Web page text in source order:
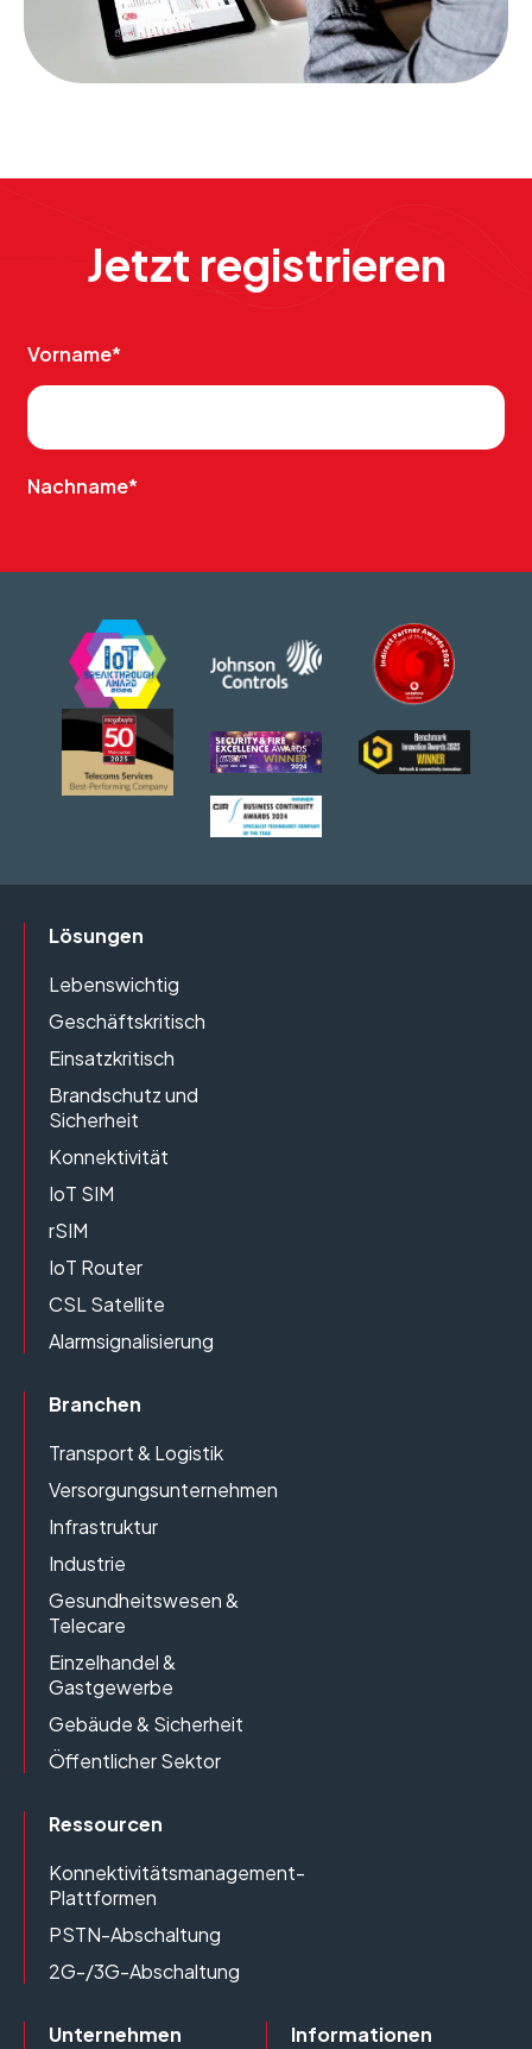
Jetzt registrieren
Lösungen
Lebenswichtig
Geschäftskritisch
Einsatzkritisch
Brandschutz und
Sicherheit
Konnektivität
IoT SIM
rSIM
IoT Router
CSL Satellite
Alarmsignalisierung
Branchen
Transport & Logistik
Versorgungsunternehmen
Infrastruktur
Industrie
Gesundheitswesen &
Telecare
Einzelhandel &
Gastgewerbe
Gebäude & Sicherheit
Öffentlicher Sektor
Ressourcen
Konnektivitätsmanagement-
Plattformen
PSTN-Abschaltung
2G-/3G-Abschaltung
Unternehmen
Informationen